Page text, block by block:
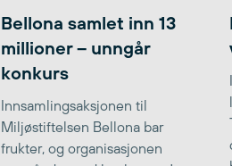
Bellona samlet inn 13
millioner – unngår
konkurs
Innsamlingsaksjonen til
Miljøstiftelsen Bellona bar
frukter, og organisasjonen